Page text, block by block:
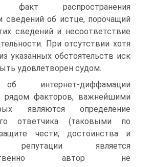
факт распространения
сведений об истце, порочащий
сведений и несоответствие
При отсутствии хотя
указанных обстоятельств иск
удовлетворен судом.
интернет-диффамации
рядом факторов, важнейшими
являются определение
ответчика (таковыми по
чести, достоинства и
репутации является
автор не